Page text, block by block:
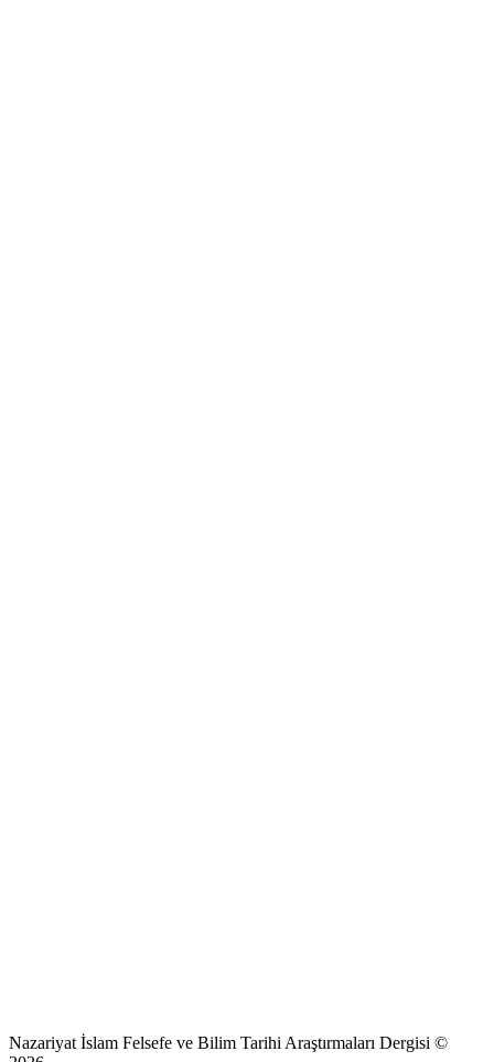
Nazariyat İslam Felsefe ve Bilim Tarihi Araştırmaları Dergisi ©